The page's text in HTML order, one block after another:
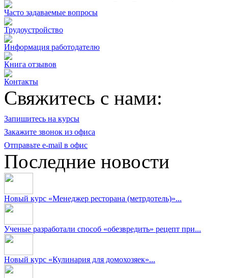
Часто задаваемые вопросы
Трудоустройство
Информация работодателю
Книга отзывов
Контакты
Свяжитесь с нами:
Запишитесь на курсы
Закажите звонок из офиса
Отправьте e-mail в офис
Последние новости
Новый курс «Менеджер ресторана (метрдотель)»...
Ученые разработали способ «обезвредить» рецепт при...
Новый курс «Кулинария для домохозяек»...